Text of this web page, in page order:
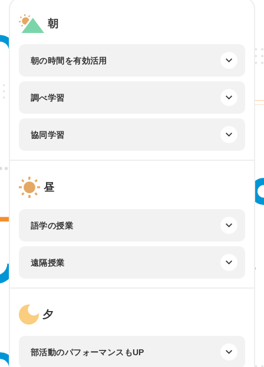
朝
朝の時間を有効活用
調べ学習
協同学習
昼
語学の授業
遠隔授業
夕
部活動のパフォーマンスもUP